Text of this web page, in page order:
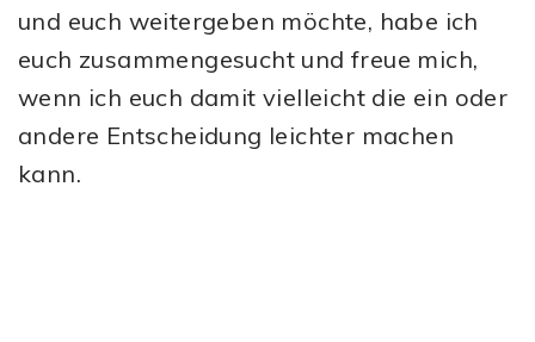
und euch weitergeben möchte, habe ich
euch zusammengesucht und freue mich,
wenn ich euch damit vielleicht die ein oder
andere Entscheidung leichter machen
kann.